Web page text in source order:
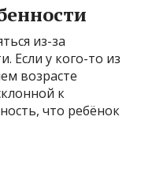
из-за
Если у кого-то из
возрасте
к
что ребёнок